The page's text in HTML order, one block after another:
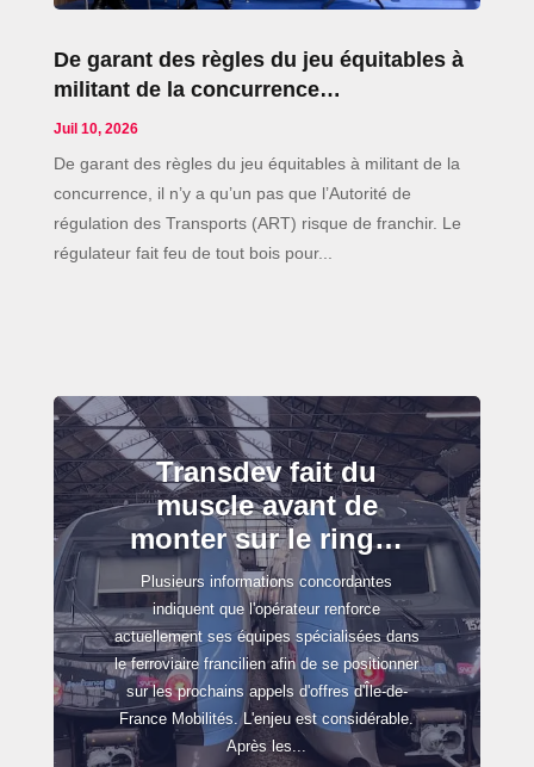
De garant des règles du jeu équitables à
militant de la concurrence…
Juil 10, 2026
De garant des règles du jeu équitables à militant de la
concurrence, il n’y a qu’un pas que l’Autorité de
régulation des Transports (ART) risque de franchir. Le
régulateur fait feu de tout bois pour...
Transdev fait du
muscle avant de
monter sur le ring…
Plusieurs informations concordantes
indiquent que l'opérateur renforce
actuellement ses équipes spécialisées dans
le ferroviaire francilien afin de se positionner
sur les prochains appels d'offres d'Île-de-
France Mobilités. L'enjeu est considérable.
Après les...